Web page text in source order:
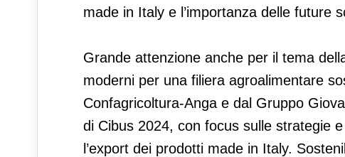
made in Italy e l’importanza delle future
Grande attenzione anche per il tema
moderni per una filiera agroalimentare
Confagricoltura-Anga e dal Gruppo
di Cibus 2024, con focus sulle strategie
l’export dei prodotti made in Italy.